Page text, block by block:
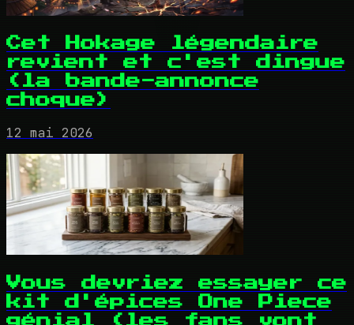
Cet Hokage légendaire
revient et c'est dingue
(la bande-annonce
choque)
12 mai 2026
Vous devriez essayer ce
kit d'épices One Piece
génial (les fans vont